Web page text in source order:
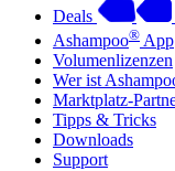
Deals
Ashampoo® App
Volumenlizenzen
Wer ist
Marktplatz-
Tipps & Tricks
Downloads
Support